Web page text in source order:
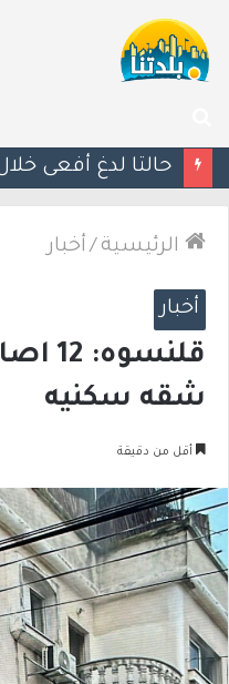
عن
الرئيسية / أخبار
أخبار
شقه سكنيه
أقل من دقيقة